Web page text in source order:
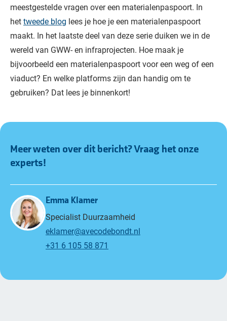
meestgestelde vragen over een materialenpaspoort. In
hettweede blog lees je hoe je een materialenpaspoort
maakt. In het laatste deel van deze serie duiken we in de
wereld van GWW- en infraprojecten. Hoe maak je
bijvoorbeeld een materialenpaspoort voor een weg of een
viaduct? En welke platforms zijn dan handig om te
gebruiken? Dat lees je binnenkort!
Meer weten over dit bericht? Vraag het onze
experts!
Emma Klamer
Specialist Duurzaamheid
eklamer@avecodebondt.nl
+31 6 105 58 871